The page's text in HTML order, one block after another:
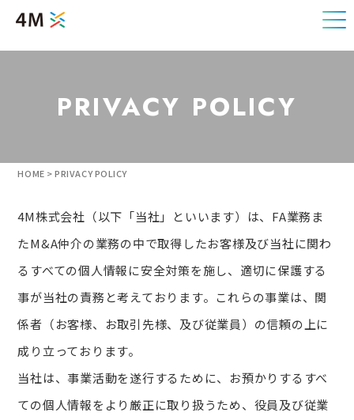
PRIVACY POLICY
HOME >PRIVACY POLICY
4M株式会社（以下「当社」といいます）は、FA業務ま
たM&A仲介の業務の中で取得したお客様及び当社に関わ
るすべての個人情報に安全対策を施し、適切に保護する
事が当社の責務と考えております。これらの事業は、関
係者（お客様、お取引先様、及び従業員）の信頼の上に
成り立っております。
当社は、事業活動を遂行するために、お預かりするすべ
ての個人情報をより厳正に取り扱うため、役員及び従業